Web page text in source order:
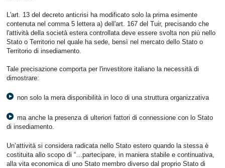
L'art. 13 del decreto anticrisi ha modificato solo la prima esimente
contenuta nel comma 5 lettera a) dell'art. 167 del Tuir, precisando che
l'attività della società estera controllata deve essere svolta non più nello
Stato o Territorio nel quale ha sede, bensì nel mercato dello Stato o
Territorio di insediamento.
Tale precisazione comporta per l'investitore italiano la necessità di
dimostrare:
non solo la mera disponibilità in loco di una struttura organizzativa
ma anche la presenza di ulteriori fattori di connessione con lo Stato
di insediamento.
Un’attività si considera radicata nello Stato estero quando la stessa è
costituita allo scopo di “…partecipare, in maniera stabile e continuativa,
alla vita economica di uno Stato membro diverso dal proprio Stato di